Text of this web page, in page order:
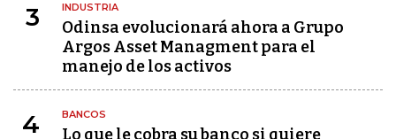
3 INDUSTRIA
Odinsa evolucionará ahora a Grupo
Argos Asset Managment para el
manejo de los activos
4 BANCOS
Lo que le cobra su banco si quiere